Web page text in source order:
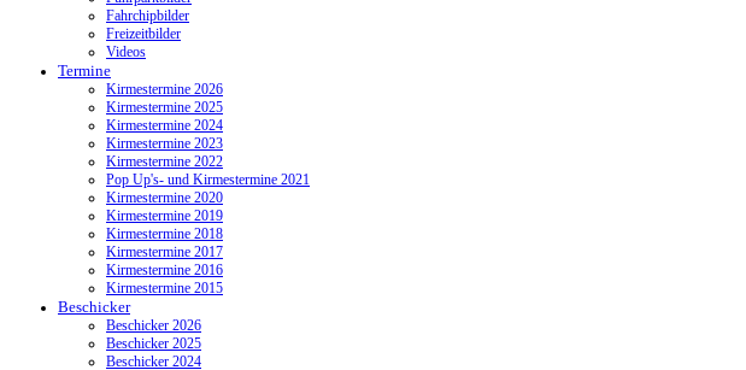
Fahrchipbilder
Freizeitbilder
Videos
Termine
Kirmestermine 2026
Kirmestermine 2025
Kirmestermine 2024
Kirmestermine 2023
Kirmestermine 2022
Pop Up's- und Kirmestermine 2021
Kirmestermine 2020
Kirmestermine 2019
Kirmestermine 2018
Kirmestermine 2017
Kirmestermine 2016
Kirmestermine 2015
Beschicker
Beschicker 2026
Beschicker 2025
Beschicker 2024